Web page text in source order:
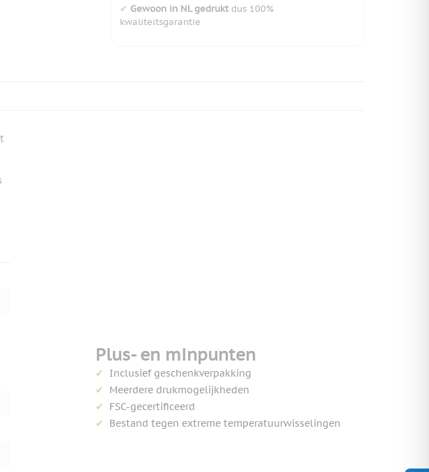
✔ Gewoon in NL gedruktdus 100%
kwaliteitsgarantie
Plus- en minpunten
Inclusief geschenkverpakking
Meerdere drukmogelijkheden
FSC-gecertificeerd
Bestand tegen extreme temperatuurwisselingen